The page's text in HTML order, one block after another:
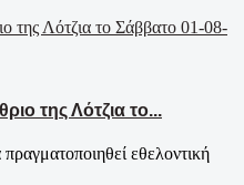
της Λότζια το...
εθελοντική